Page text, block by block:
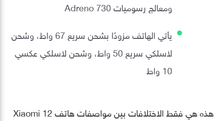
ومعالج رسوميات Adreno 730
يأتي الهاتف مزودًا بشحن سريع 67 واط، وشحن
لاسلكي سريع 50 واط، وشحن لاسلكي عكسي
10 واط
هذه هي فقط الاختلافات بين مواصفات هاتف Xiaomi 12